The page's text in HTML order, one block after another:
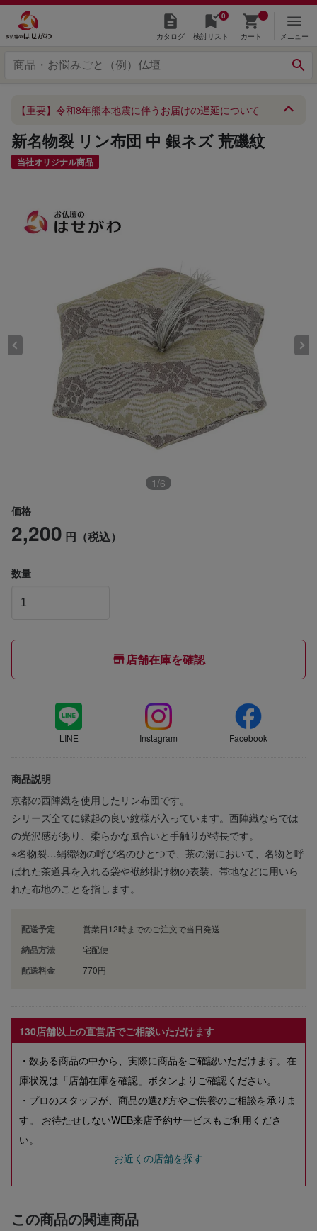
カタログ
0
検討リスト カート メニュー
【重要】令和8年熊本地震に伴うお届けの遅延について
新名物裂 リン布団 中 銀ネズ 荒磯紋
当社オリジナル商品
1/6
価格
2,200 円（税込）
数量
店舗在庫を確認
LINE Instagram Facebook
商品説明
京都の西陣織を使用したリン布団です。
シリーズ全てに縁起の良い紋様が入っています。西陣織ならでは
の光沢感があり、柔らかな風合いと手触りが特長です。
※名物裂…絹織物の呼び名のひとつで、茶の湯において、名物と呼
ばれた茶道具を入れる袋や袱紗掛け物の表装、帯地などに用いら
れた布地のことを指します。
配送予定 営業日12時までのご注文で当日発送
納品方法 宅配便
配送料金 770円
130店舗以上の直営店でご相談いただけます
・数ある商品の中から、実際に商品をご確認いただけます。在
庫状況は「店舗在庫を確認」ボタンよりご確認ください。
・プロのスタッフが、商品の選び方やご供養のご相談を承りま
す。 お待たせしないWEB来店予約サービスもご利用くださ
い。
お近くの店舗を探す
この商品の関連商品